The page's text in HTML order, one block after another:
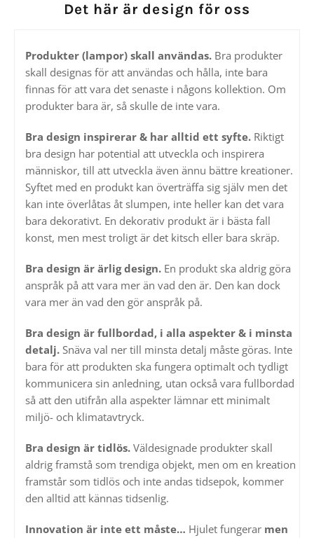
Det här är design för oss
Produkter (lampor) skall användas. Bra produkter
skall designas för att användas och hålla, inte bara
finnas för att vara det senaste i någons kollektion. Om
produkter bara är, så skulle de inte vara.
Bra design inspirerar & har alltid ett syfte. Riktigt
bra design har potential att utveckla och inspirera
människor, till att utveckla även ännu bättre kreationer.
Syftet med en produkt kan överträffa sig själv men det
kan inte överlåtas åt slumpen, inte heller kan det vara
bara dekorativt. En dekorativ produkt är i bästa fall
konst, men mest troligt är det kitsch eller bara skräp.
Bra design är ärlig design. En produkt ska aldrig göra
anspråk på att vara mer än vad den är. Den kan dock
vara mer än vad den gör anspråk på.
Bra design är fullbordad, i alla aspekter & i minsta
detalj. Snäva val ner till minsta detalj måste göras. Inte
bara för att produkten ska fungera optimalt och tydligt
kommunicera sin anledning, utan också vara fullbordad
så att den utifrån alla aspekter lämnar ett minimalt
miljö- och klimatavtryck.
Bra design är tidlös. Väldesignade produkter skall
aldrig framstå som trendiga objekt, men om en kreation
framstår som tidlös och inte andas tidsepok, kommer
den alltid att kännas tidsenlig.
Innovation är inte ett måste… Hjulet fungerar men